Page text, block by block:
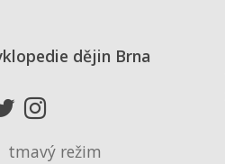
dějin Brna
tmavý režim